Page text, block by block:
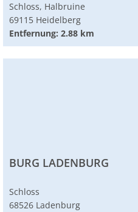
Schloss, Halbruine
69115 Heidelberg
Entfernung: 2.88 km
BURG LADENBURG
Schloss
68526 Ladenburg